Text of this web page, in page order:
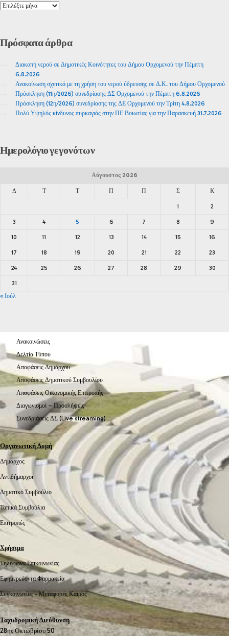
Πρόσφαταάρθρα
Διακοπή νερού σε Δημοτικές Κοινότητες του Δήμου Ορχομενού την Πέμπτη
6.8.2026
Ανακοίνωση σχετικά με τη χρήση του νερού ύδρευσης σε Δ.Κ. του Δήμου Ορχομενού
Πρόσκληση (11η/2026) συνεδρίασης ΔΣ Ορχομενού την Πέμπτη 6.8.2026
Πρόσκληση (12η/2026) συνεδρίασης της ΔΕ Ορχομενού την Τρίτη 4.8.2026
Πολύ Υψηλός κίνδυνος πυρκαγιάς στην ΠΕ Βοιωτίας για την Παρασκευή 31.7.2026
Ημερολόγιογεγονότων
Αύγουστος 2026
Δ Τ Τ Π Π Σ Κ
1 2
3 4 5 6 7 8 9
10 11 12 13 14 15 16
17 18 19 20 21 22 23
24 25 26 27 28 29 30
31
« Ιούλ
Ανακοινώσεις
Δελτία Τύπου
Αποφάσεις Δημάρχου
Αποφάσεις Δημοτικού Συμβουλίου
Αποφάσεις Οικονομικής Επιτροπής
Διαγωνισμοί – Προσλήψεις
Συνεδριάσεις ΔΣ (Live streaming)
Οργανωτική Δομή
Δήμαρχος
Αντιδήμαρχοι
Δημοτικό Συμβούλιο
Τοπικά Συμβούλια
Επιτροπές
Χρήσιμα
Τηλέφωνα Επικοινωνίας
Εφημερεύοντα Φαρμακεία
Συγκοινωνίες -Μεταφορές Καιρός
Ταχυδρομική Διεύθυνση
28ης Οκτωβρίου 50